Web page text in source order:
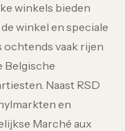
winkels bieden
winkel en speciale
ochtends vaak rijen
Belgische
Naast RSD
en
Marché aux